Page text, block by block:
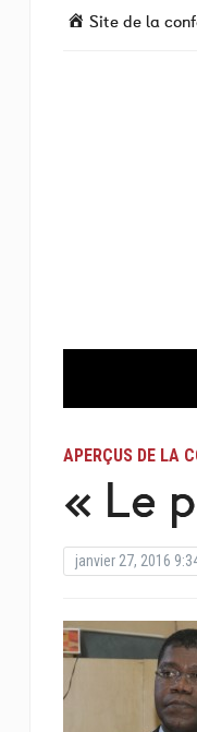
Site de la
APERÇUS DE LA
« Le
janvier 27, 2016